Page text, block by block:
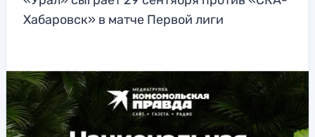
Хабаровск» в матче Первой лиги